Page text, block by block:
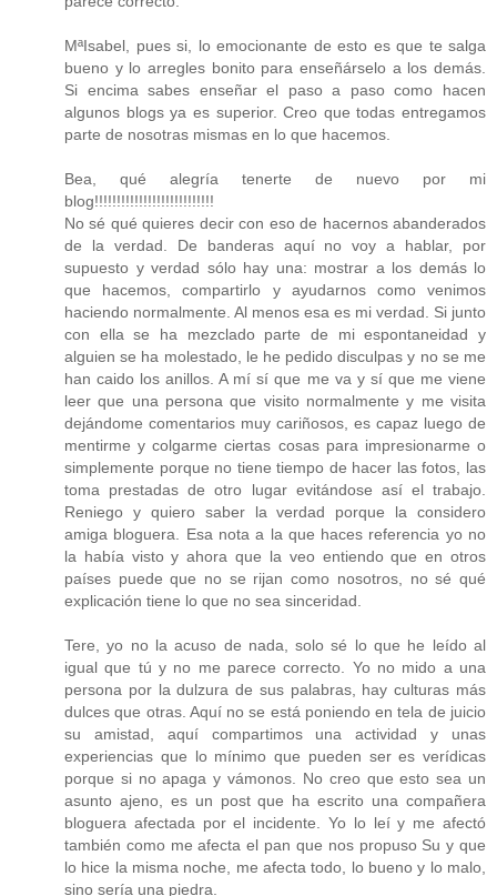
MªIsabel, pues si, lo emocionante de esto es que te salga
bueno y lo arregles bonito para enseñárselo a los demás.
Si encima sabes enseñar el paso a paso como hacen
algunos blogs ya es superior. Creo que todas entregamos
parte de nosotras mismas en lo que hacemos.
Bea, qué alegría tenerte de nuevo por mi
blog!!!!!!!!!!!!!!!!!!!!!!!!!!!
No sé qué quieres decir con eso de hacernos abanderados
de la verdad. De banderas aquí no voy a hablar, por
supuesto y verdad sólo hay una: mostrar a los demás lo
que hacemos, compartirlo y ayudarnos como venimos
haciendo normalmente. Al menos esa es mi verdad. Si junto
con ella se ha mezclado parte de mi espontaneidad y
alguien se ha molestado, le he pedido disculpas y no se me
han caido los anillos. A mí sí que me va y sí que me viene
leer que una persona que visito normalmente y me visita
dejándome comentarios muy cariñosos, es capaz luego de
mentirme y colgarme ciertas cosas para impresionarme o
simplemente porque no tiene tiempo de hacer las fotos, las
toma prestadas de otro lugar evitándose así el trabajo.
Reniego y quiero saber la verdad porque la considero
amiga bloguera. Esa nota a la que haces referencia yo no
la había visto y ahora que la veo entiendo que en otros
países puede que no se rijan como nosotros, no sé qué
explicación tiene lo que no sea sinceridad.
Tere, yo no la acuso de nada, solo sé lo que he leído al
igual que tú y no me parece correcto. Yo no mido a una
persona por la dulzura de sus palabras, hay culturas más
dulces que otras. Aquí no se está poniendo en tela de juicio
su amistad, aquí compartimos una actividad y unas
experiencias que lo mínimo que pueden ser es verídicas
porque si no apaga y vámonos. No creo que esto sea un
asunto ajeno, es un post que ha escrito una compañera
bloguera afectada por el incidente. Yo lo leí y me afectó
también como me afecta el pan que nos propuso Su y que
lo hice la misma noche, me afecta todo, lo bueno y lo malo,
sino sería una piedra.